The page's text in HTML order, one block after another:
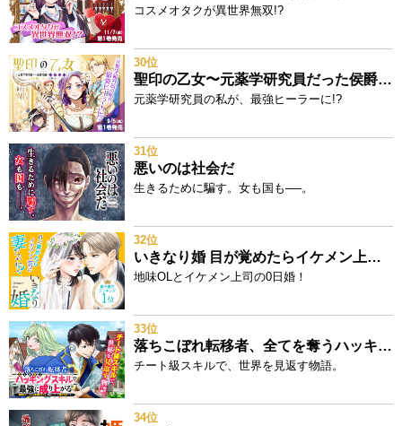
コスメオタクが異世界無双!?
30位
聖印の乙女〜元薬学研究員だった侯爵令嬢は婚約辞退してハイヒーラーを目指します～
元薬学研究員の私が、最強ヒーラーに!?
31位
悪いのは社会だ
生きるために騙す。女も国も──。
32位
いきなり婚 目が覚めたらイケメン上司の妻だった!?
地味OLとイケメン上司の0日婚！
33位
落ちこぼれ転移者、全てを奪うハッキングスキルで最強に成り上がる ～最強ステータスも最強スキルも、触れただけで俺のものです～
チート級スキルで、世界を見返す物語。
34位